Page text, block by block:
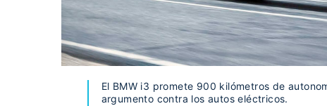
El BMW i3 promete 900 kilómetros de
argumento contra los autos eléctricos.